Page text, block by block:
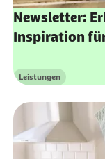
Newsletter:
Inspiration
Kategorie
Leistungen